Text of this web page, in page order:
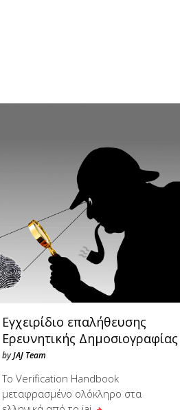
Εγχειρίδιο επαλήθευσης
Ερευνητικής Δημοσιογραφίας
byJAJ Team
Το Verification Handbook
μεταφρασμένο ολόκληρο στα